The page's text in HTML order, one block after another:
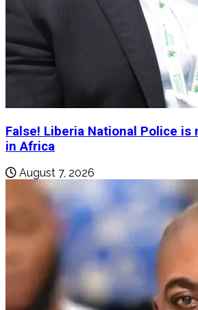
False! Liberia National Police is
in Africa
August 7, 2026